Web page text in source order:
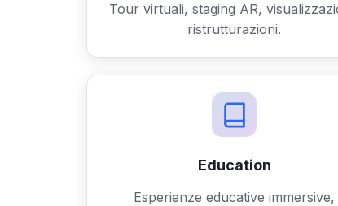
Tour virtuali, staging AR,
ristrutturazioni.
Education
Esperienze educative immersive,